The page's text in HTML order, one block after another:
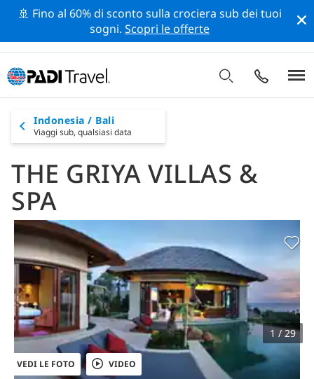
🚢 Fino al 60% di sconto sulla crociera sub dei tuoi
sogni.Scopri le offerte
Indonesia / Bali
Viaggi sub, qualsiasi data
THE GRIYA VILLAS &
SPA
VEDI LE FOTO VIDEO
1 / 29